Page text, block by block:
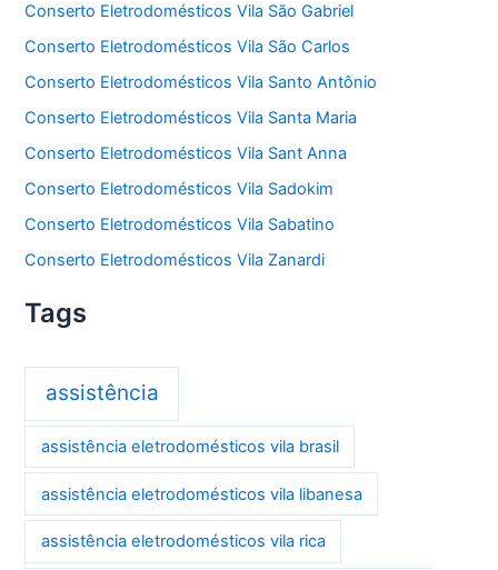
Conserto Eletrodomésticos Vila São Gabriel
Conserto Eletrodomésticos Vila São Carlos
Conserto Eletrodomésticos Vila Santo Antônio
Conserto Eletrodomésticos Vila Santa Maria
Conserto Eletrodomésticos Vila Sant Anna
Conserto Eletrodomésticos Vila Sadokim
Conserto Eletrodomésticos Vila Sabatino
Conserto Eletrodomésticos Vila Zanardi
Tags
assistência
assistência eletrodomésticos vila brasil
assistência eletrodomésticos vila libanesa
assistência eletrodomésticos vila rica